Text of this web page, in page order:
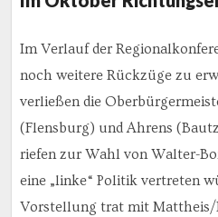
Im Verlauf der
noch weitere Rückzüge zu
verließen die
(Flensburg) und Ahrens
riefen zur Wahl von Walter-
eine „linke“ Politik vertreten
Vorstellung trat mit Mattheis/